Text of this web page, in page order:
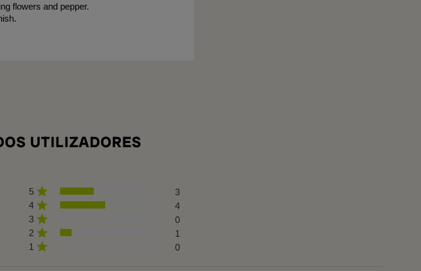
flowers and pepper.
UTILIZADORES
5
3
4
4
3
0
2
1
1
0